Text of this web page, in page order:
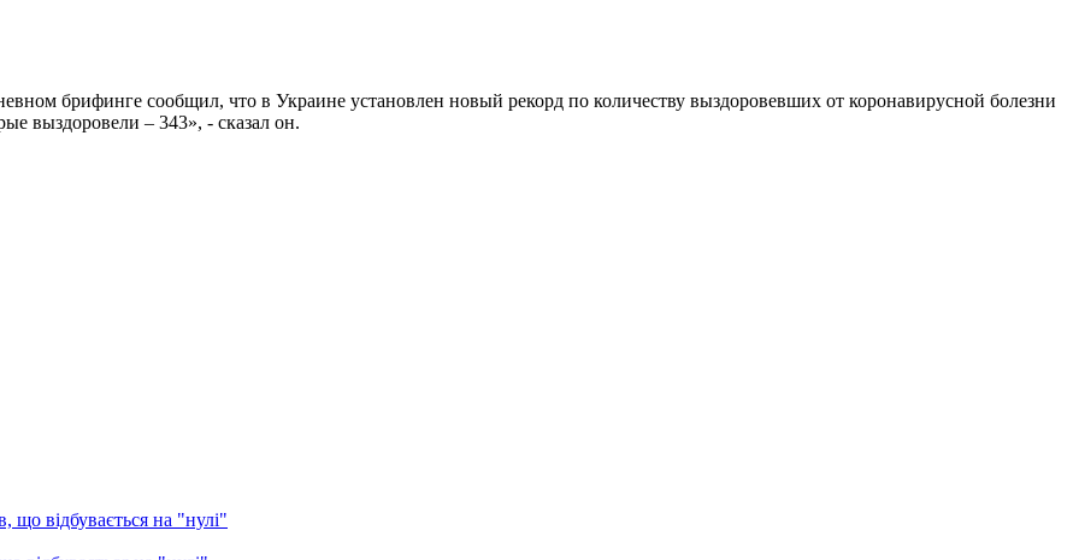
брифинге сообщил, что в Украине установлен новый рекорд по количеству выздоровевших от коронавирусной болезни
выздоровели – 343», - сказал он.